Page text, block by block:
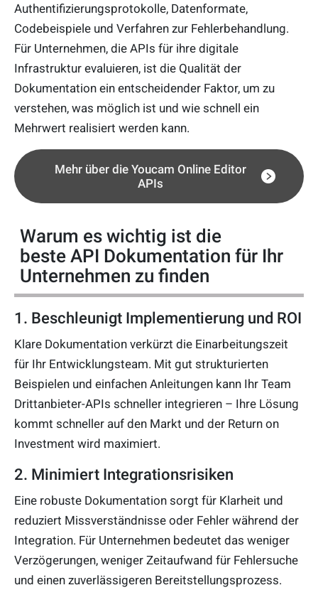
Authentifizierungsprotokolle, Datenformate,
Codebeispiele und Verfahren zur Fehlerbehandlung.
Für Unternehmen, die APIs für ihre digitale
Infrastruktur evaluieren, ist die Qualität der
Dokumentation ein entscheidender Faktor, um zu
verstehen, was möglich ist und wie schnell ein
Mehrwert realisiert werden kann.
Mehr über die Youcam Online Editor
APIs
Warum es wichtig ist die
beste API Dokumentation für Ihr
Unternehmen zu finden
1. Beschleunigt Implementierung und ROI
Klare Dokumentation verkürzt die Einarbeitungszeit
für Ihr Entwicklungsteam. Mit gut strukturierten
Beispielen und einfachen Anleitungen kann Ihr Team
Drittanbieter-APIs schneller integrieren – Ihre Lösung
kommt schneller auf den Markt und der Return on
Investment wird maximiert.
2. Minimiert Integrationsrisiken
Eine robuste Dokumentation sorgt für Klarheit und
reduziert Missverständnisse oder Fehler während der
Integration. Für Unternehmen bedeutet das weniger
Verzögerungen, weniger Zeitaufwand für Fehlersuche
und einen zuverlässigeren Bereitstellungsprozess.